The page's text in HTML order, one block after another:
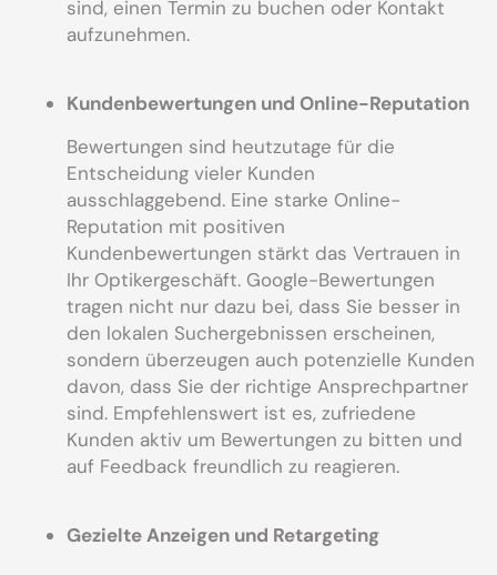
sind, einen Termin zu buchen oder Kontakt
aufzunehmen.
Kundenbewertungen und Online-Reputation
Bewertungen sind heutzutage für die
Entscheidung vieler Kunden
ausschlaggebend. Eine starke Online-
Reputation mit positiven
Kundenbewertungen stärkt das Vertrauen in
Ihr Optikergeschäft. Google-Bewertungen
tragen nicht nur dazu bei, dass Sie besser in
den lokalen Suchergebnissen erscheinen,
sondern überzeugen auch potenzielle Kunden
davon, dass Sie der richtige Ansprechpartner
sind. Empfehlenswert ist es, zufriedene
Kunden aktiv um Bewertungen zu bitten und
auf Feedback freundlich zu reagieren.
Gezielte Anzeigen und Retargeting